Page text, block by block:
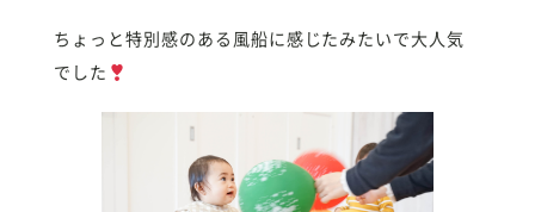
ちょっと特別感のある風船に感じたみたいで大人気
でした